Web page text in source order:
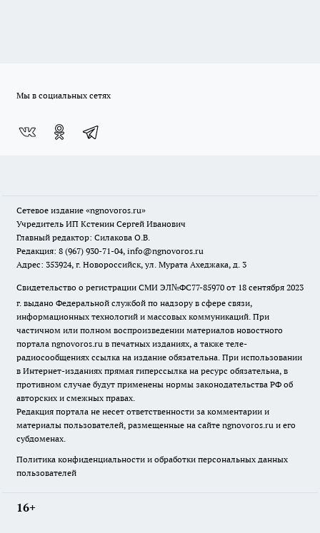
Мы в социальных сетях
Сетевое издание «ngnovoros.ru»
Учредитель ИП Кстенин Сергей Иванович
Главный редактор: Силакова О.В.
Редакция: 8 (967) 930-71-04, info@ngnovoros.ru
Адрес: 353924, г. Новороссийск, ул. Мурата Ахеджака, д. 3
Свидетельство о регистрации СМИ ЭЛ№ФС77-85970 от 18 сентября 2023
г. выдано Федеральной службой по надзору в сфере связи,
информационных технологий и массовых коммуникаций. При
частичном или полном воспроизведении материалов новостного
портала ngnovoros.ru в печатных изданиях, а также теле-
радиосообщениях ссылка на издание обязательна. При использовании
в Интернет-изданиях прямая гиперссылка на ресурс обязательна, в
противном случае будут применены нормы законодательства РФ об
авторских и смежных правах.
Редакция портала не несет ответственности за комментарии и
материалы пользователей, размещенные на сайте ngnovoros.ru и его
субдоменах.
Политика конфиденциальности и обработки персональных данных
пользователей
16+